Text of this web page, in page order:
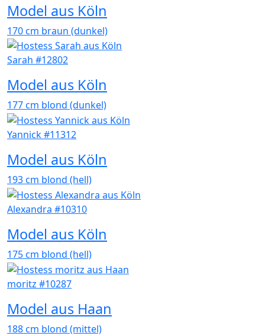
Model aus Köln
170 cm braun (dunkel)
Sarah #12802
Model aus Köln
177 cm blond (dunkel)
Yannick #11312
Model aus Köln
193 cm blond (hell)
Alexandra #10310
Model aus Köln
175 cm blond (hell)
moritz #10287
Model aus Haan
188 cm blond (mittel)